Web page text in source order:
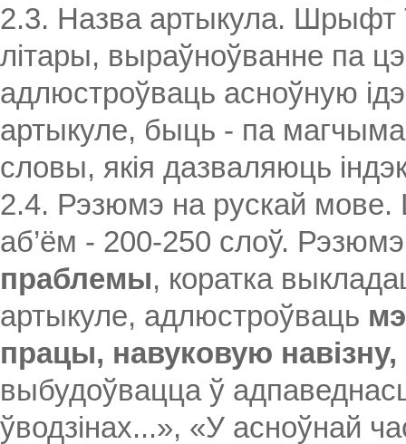
2.3. Назва артыкула.
літары, выраўноўванне па
адлюстроўваць асноўную
артыкуле, быць - па
словы, якія дазваляюць
2.4. Рэзюмэ на рускай
аб’ём - 200-250 слоў.
праблемы, коратка
артыкуле, адлюстроўваць
працы, навуковую
выбудоўвацца ў
ўводзінах...», «У асноўнай